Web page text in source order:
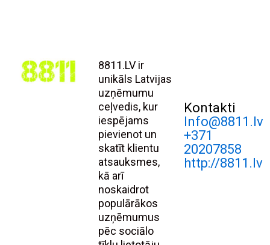
8811.LV ir
unikāls Latvijas
uzņēmumu
ceļvedis, kur
iespējams
pievienot un
skatīt klientu
atsauksmes,
kā arī
noskaidrot
populārākos
uzņēmumus
pēc sociālo
Kontakti
Info@8811.lv
+371
20207858
http://8811.lv